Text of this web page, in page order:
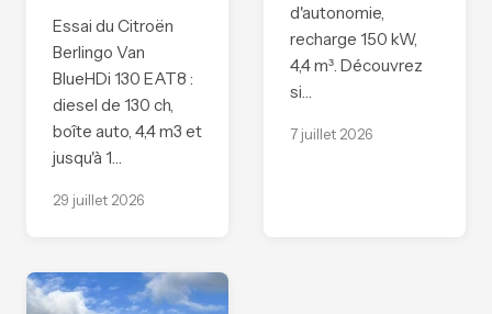
Essai du Citroën
Berlingo Van
BlueHDi 130 EAT8 :
diesel de 130 ch,
boîte auto, 4,4 m3 et
jusqu'à 1…
29 juillet 2026
d'autonomie,
recharge 150 kW,
4,4 m³. Découvrez
si…
7 juillet 2026